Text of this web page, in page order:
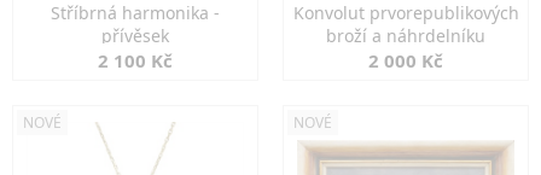
Stříbrná harmonika -
přívěsek
2 100 Kč
Konvolut prvorepublikových
broží a náhrdelníku
2 000 Kč
NOVÉ NOVÉ